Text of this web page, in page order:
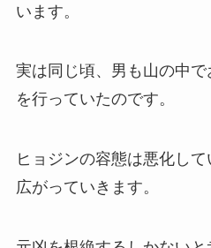
います。
実は同じ頃、男も山の中
を行っていたのです。
ヒョジンの容態は悪化し
広がっていきます。